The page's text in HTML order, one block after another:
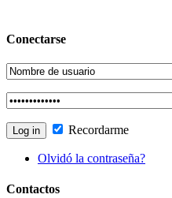
Conectarse
Recordarme
Olvidó la contraseña?
Contactos